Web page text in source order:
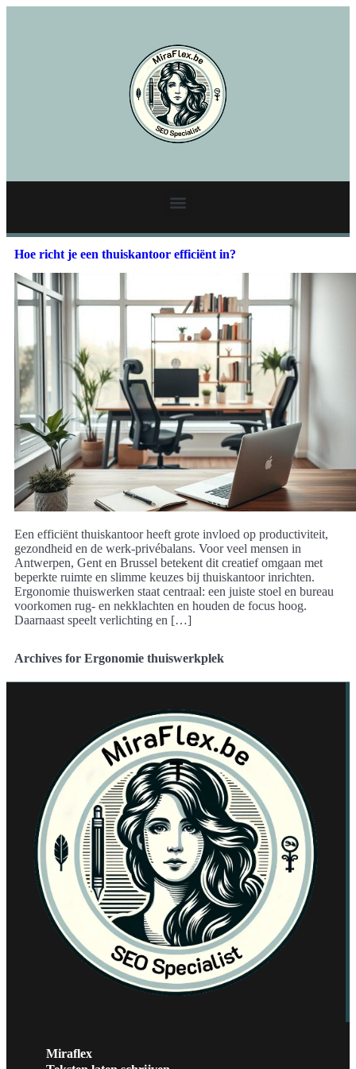
Hoe richt je een thuiskantoor efficiënt in?
Een efficiënt thuiskantoor heeft grote invloed op productiviteit,
gezondheid en de werk-privébalans. Voor veel mensen in
Antwerpen, Gent en Brussel betekent dit creatief omgaan met
beperkte ruimte en slimme keuzes bij thuiskantoor inrichten.
Ergonomie thuiswerken staat centraal: een juiste stoel en bureau
voorkomen rug- en nekklachten en houden de focus hoog.
Daarnaast speelt verlichting en […]
Archives for Ergonomie thuiswerkplek
Miraflex